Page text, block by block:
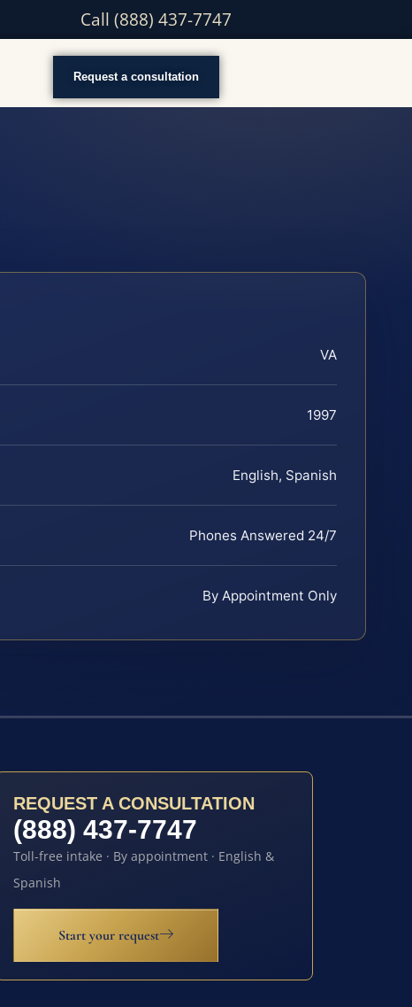
Call (888) 437-7747
Request a consultation
VA
1997
English, Spanish
Phones Answered 24/7
By Appointment Only
REQUEST A CONSULTATION
(888) 437-7747
Toll-free intake · By appointment · English &
Spanish
Start your request